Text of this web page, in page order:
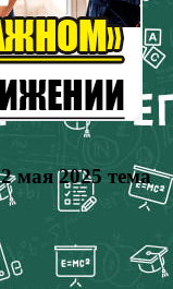
мая 2025 тема